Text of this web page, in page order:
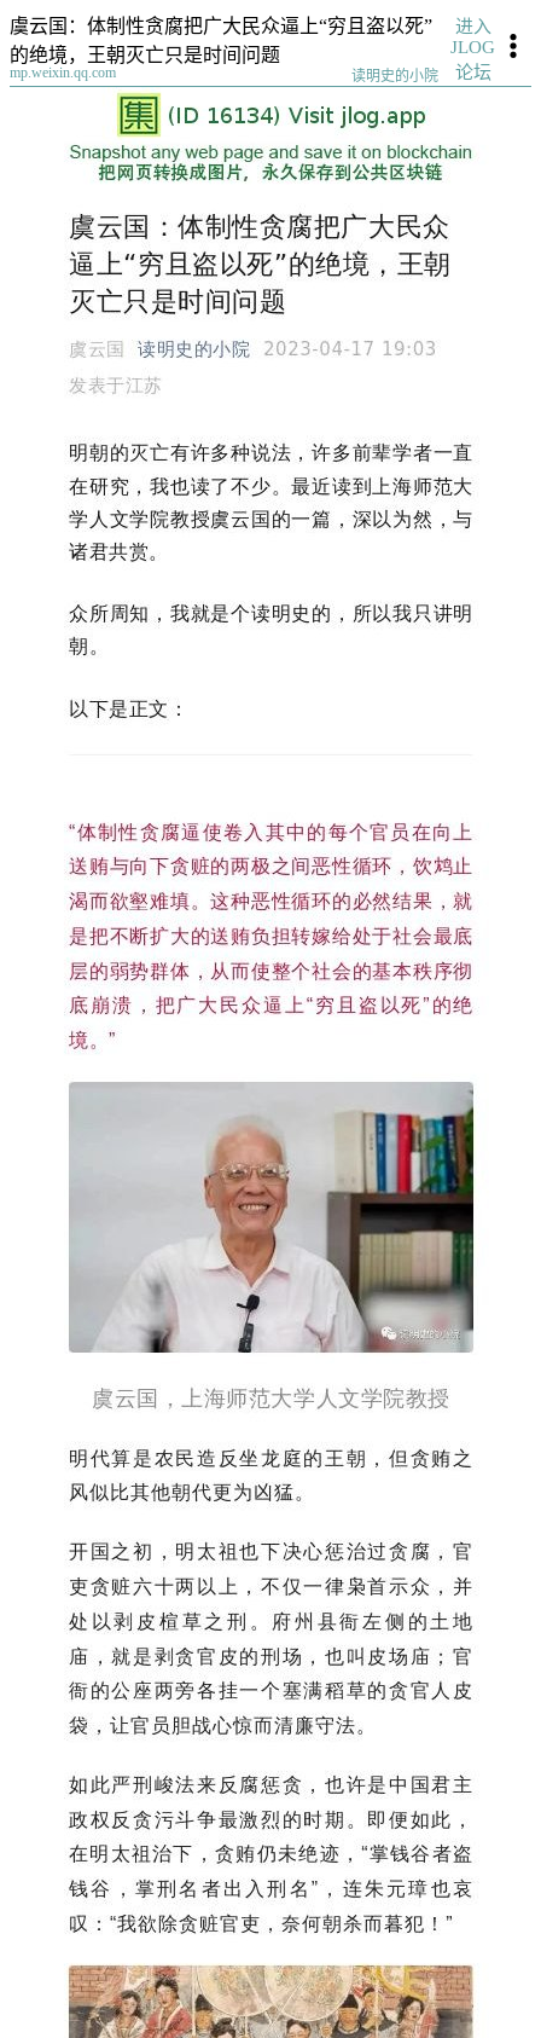
虞云国：体制性贪腐把广大民众逼上“穷且盗以死”
的绝境，王朝灭亡只是时间问题
mp.weixin.qq.com 读明史的小院
进入
JLOG
论坛